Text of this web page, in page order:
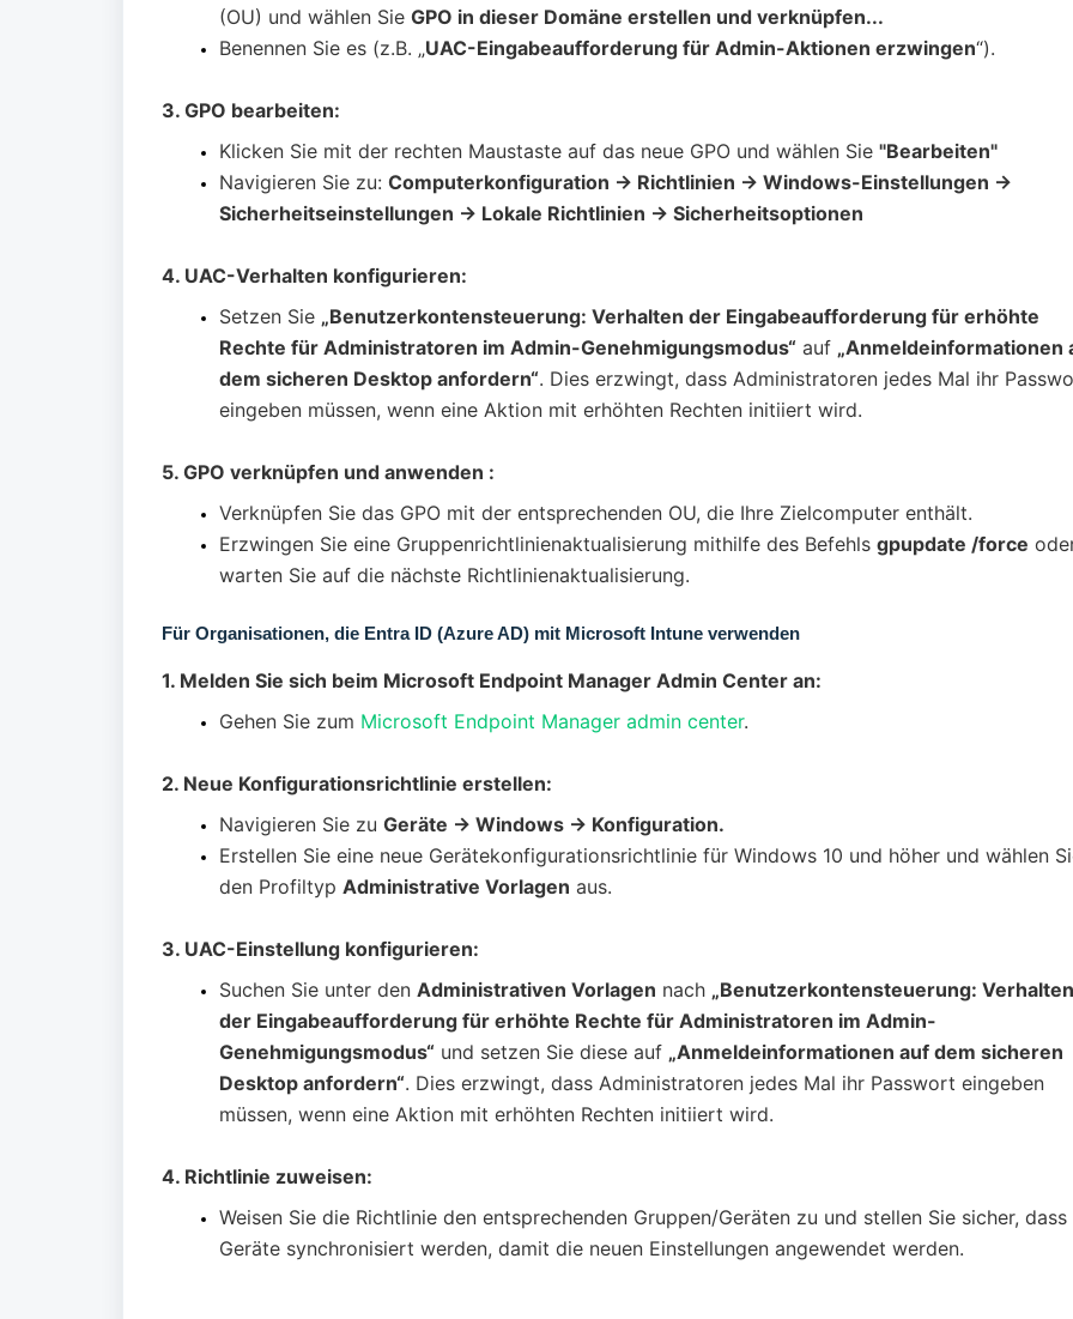
(OU) und wählen Sie GPO in dieser Domäne erstellen und verknüpfen...
Benennen Sie es (z.B. „UAC-Eingabeaufforderung für Admin-Aktionen erzwingen“).
3. GPO bearbeiten:
Klicken Sie mit der rechten Maustaste auf das neue GPO und wählen Sie "Bearbeiten"
Navigieren Sie zu: Computerkonfiguration → Richtlinien → Windows-Einstellungen →
Sicherheitseinstellungen → Lokale Richtlinien → Sicherheitsoptionen
4. UAC-Verhalten konfigurieren:
Setzen Sie „Benutzerkontensteuerung: Verhalten der Eingabeaufforderung für erhöhte
Rechte für Administratoren im Admin-Genehmigungsmodus“ auf „Anmeldeinformationen
dem sicheren Desktop anfordern“. Dies erzwingt, dass Administratoren jedes Mal ihr
eingeben müssen, wenn eine Aktion mit erhöhten Rechten initiiert wird.
5. GPO verknüpfen und anwenden :
Verknüpfen Sie das GPO mit der entsprechenden OU, die Ihre Zielcomputer enthält.
Erzwingen Sie eine Gruppenrichtlinienaktualisierung mithilfe des Befehls gpupdate /force
warten Sie auf die nächste Richtlinienaktualisierung.
Für Organisationen, die Entra ID (Azure AD) mit Microsoft Intune verwenden
1. Melden Sie sich beim Microsoft Endpoint Manager Admin Center an:
Gehen Sie zum Microsoft Endpoint Manager admin center.
2. Neue Konfigurationsrichtlinie erstellen:
Navigieren Sie zu Geräte → Windows → Konfiguration.
Erstellen Sie eine neue Gerätekonfigurationsrichtlinie für Windows 10 und höher und wählen
den Profiltyp Administrative Vorlagen aus.
3. UAC-Einstellung konfigurieren:
Suchen Sie unter den Administrativen Vorlagen nach „Benutzerkontensteuerung: Verhalten
der Eingabeaufforderung für erhöhte Rechte für Administratoren im Admin-
Genehmigungsmodus“ und setzen Sie diese auf „Anmeldeinformationen auf dem sicheren
Desktop anfordern“. Dies erzwingt, dass Administratoren jedes Mal ihr Passwort eingeben
müssen, wenn eine Aktion mit erhöhten Rechten initiiert wird.
4. Richtlinie zuweisen:
Weisen Sie die Richtlinie den entsprechenden Gruppen/Geräten zu und stellen Sie sicher, dass
Geräte synchronisiert werden, damit die neuen Einstellungen angewendet werden.